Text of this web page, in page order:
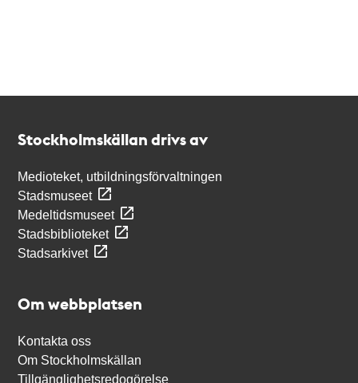
Stockholmskällan drivs av
Medioteket, utbildningsförvaltningen
Stadsmuseet
Medeltidsmuseet
Stadsbiblioteket
Stadsarkivet
Om webbplatsen
Kontakta oss
Om Stockholmskällan
Tillgänglighetsredogörelse